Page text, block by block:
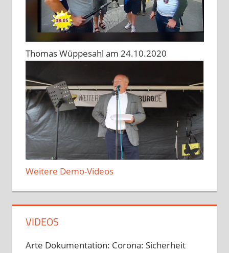
Thomas Wüppesahl am 24.10.2020
Weitere Demo-Videos
VIDEOS
Arte Dokumentation: Corona: Sicherheit